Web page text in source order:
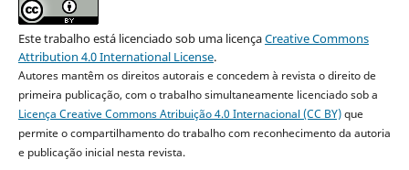
Este trabalho está licenciado sob uma licençaCreative Commons
Attribution 4.0 International License.
Autores mantêm os direitos autorais e concedem à revista o direito de
primeira publicação, com o trabalho simultaneamente licenciado sob a
Licença Creative Commons Atribuição 4.0 Internacional (CC BY)que
permite o compartilhamento do trabalho com reconhecimento da autoria
e publicação inicial nesta revista.